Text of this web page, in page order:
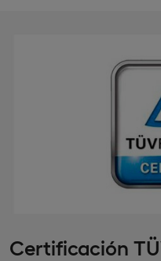
Certificación